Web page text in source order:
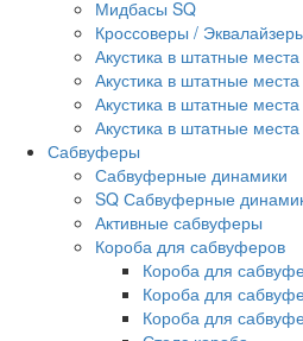
Мидбасы SQ
Кроссоверы /
Акустика в штатные
Акустика в штатные
Акустика в штатные
Акустика в штатные
Сабвуферы
Сабвуферные динамики
SQ Сабвуферные
Активные сабвуферы
Короба для сабвуферов
Короба для
Короба для
Короба для